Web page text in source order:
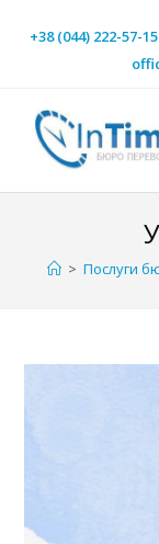
+38 (044) 222-57-15
> Послуги